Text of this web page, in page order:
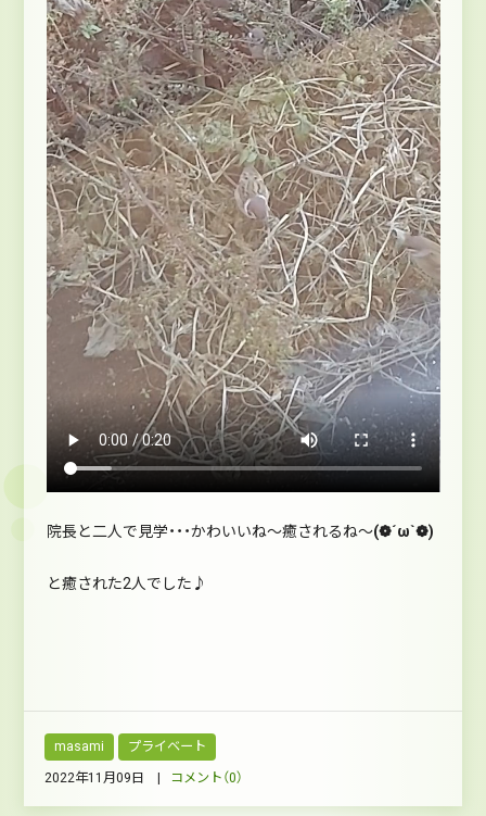
院長と二人で見学・・・かわいいね～癒されるね～(❁´ω`❁)
と癒された2人でした♪
masami プライベート
2022年11月09日 | コメント（0）